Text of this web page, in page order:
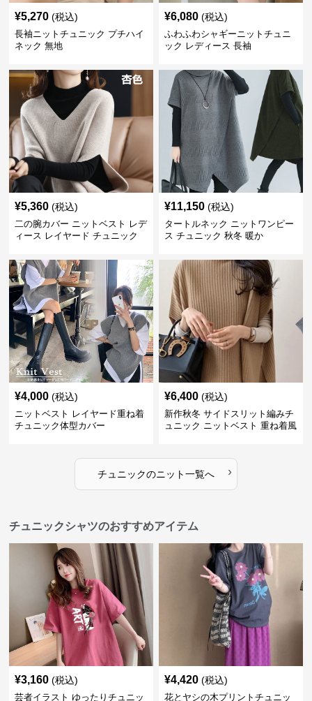
¥5,270 (税込)
長袖ニットチュニック プチハイ
ネック 無地
¥6,080 (税込)
ふわふわシャギーニットチュニ
ック レディース 長袖
¥5,360 (税込)
二の腕カバー ニットベスト レデ
ィース レイヤード チュニック
¥11,150 (税込)
タートルネック ニットワンピー
ス チュニック 秋冬 暖か
¥4,000 (税込)
ニットベスト レイヤード重ね着
チュニック体型カバー
¥6,400 (税込)
新作秋冬 サイドスリット編みチ
ュニック ニットベスト 重ね着風
チュニックのニット一覧へ ›
チュニックシャツのおすすめアイテム
¥3,160 (税込)
芸者イラスト ゆったりチュニッ
¥4,420 (税込)
花とヤシの木プリントチュニッ